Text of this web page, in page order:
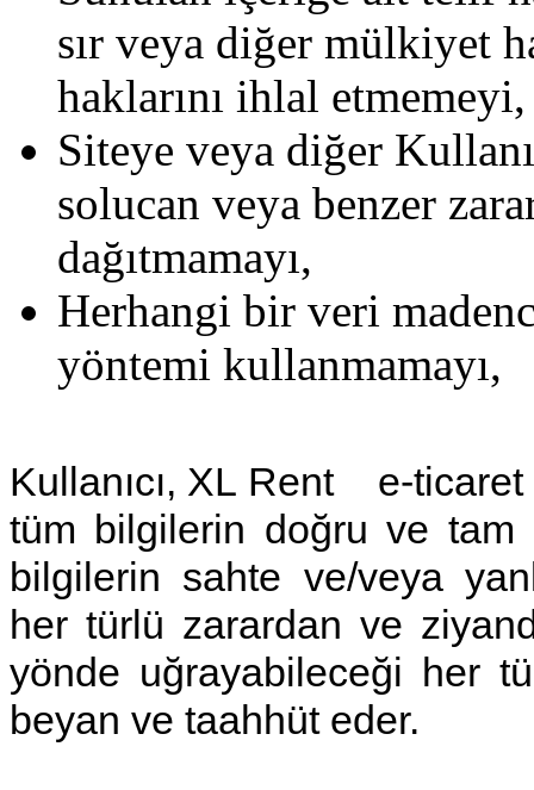
sır veya diğer mülkiyet
haklarını ihlal etmemeyi,
Siteye veya diğer
solucan veya benzer
dağıtmamayı,
Herhangi bir veri
yöntemi kullanmamayı,
Kullanıcı, XL Rent e-
tüm bilgilerin doğru ve tam
bilgilerin sahte ve/veya
her türlü zarardan ve
yönde uğrayabileceği her
beyan ve taahhüt eder.